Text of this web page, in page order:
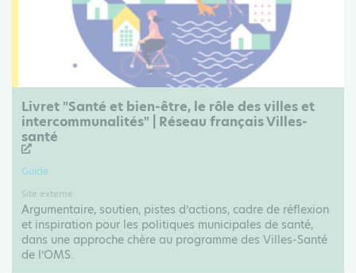
Livret "Santé et bien-être, le rôle des villes et
intercommunalités" | Réseau français Villes-
santé
Guide
Site externe
Argumentaire, soutien, pistes d’actions, cadre de réflexion
et inspiration pour les politiques municipales de santé,
dans une approche chère au programme des Villes-Santé
de l’OMS.